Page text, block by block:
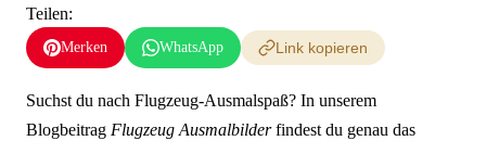
Teilen:
Merken WhatsApp Link kopieren
Suchst du nach Flugzeug-Ausmalspaß? In unserem
Blogbeitrag Flugzeug Ausmalbilderfindest du genau das